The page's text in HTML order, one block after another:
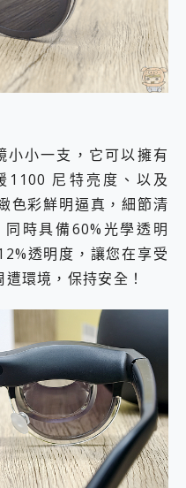
小一支，它可以擁有
1100 尼特亮度、以及
色彩鮮明逼真，細節清
時具備60%光學透明
透明度，讓您在享受
環境，保持安全！